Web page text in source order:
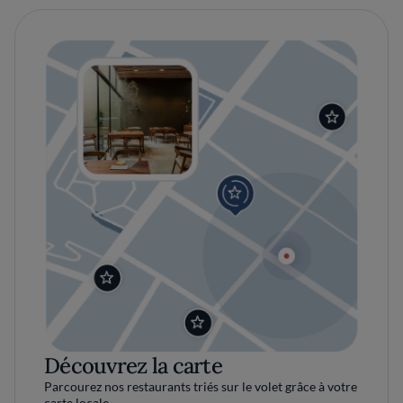
Découvrez la carte
Parcourez nos restaurants triés sur le volet grâce à votre